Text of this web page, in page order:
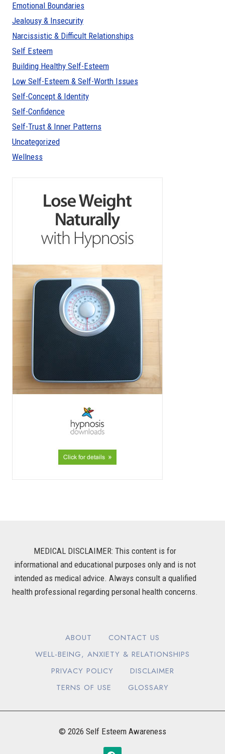
Emotional Boundaries
Jealousy & Insecurity
Narcissistic & Difficult Relationships
Self Esteem
Building Healthy Self-Esteem
Low Self-Esteem & Self-Worth Issues
Self-Concept & Identity
Self-Confidence
Self-Trust & Inner Patterns
Uncategorized
Wellness
MEDICAL DISCLAIMER: This content is for
informational and educational purposes only and is not
intended as medical advice. Always consult a qualified
health professional regarding personal health concerns.
ABOUT
CONTACT US
WELL-BEING, ANXIETY & RELATIONSHIPS
PRIVACY POLICY
DISCLAIMER
TERNS OF USE
GLOSSARY
© 2026 Self Esteem Awareness